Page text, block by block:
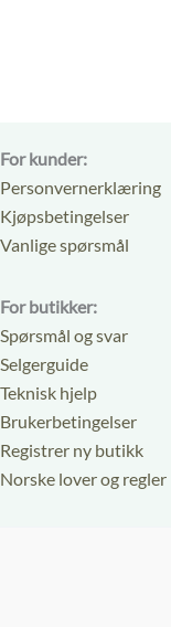
For kunder:
Personvernerklæring
Kjøpsbetingelser
Vanlige spørsmål
For butikker:
Spørsmål og svar
Selgerguide
Teknisk hjelp
Brukerbetingelser
Registrer ny butikk
Norske lover og regler